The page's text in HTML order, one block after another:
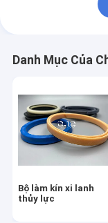
O Ring Seal Kit
Bộ đóng dấu
Bộ đóng dấu
Con dấu dầu
Con dấu dầu nổi
Danh Mục Của
Bộ làm kín xi lanh
thủy lực